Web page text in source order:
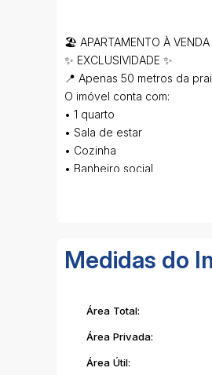
🏖️ APARTAMENTO À
✨ EXCLUSIVIDADE ✨
📍 Apenas 50 metros da
O imóvel conta com:
• 1 quarto
• Sala de estar
• Cozinha
• Banheiro social
🌊 Localizado em ótima
✅ Ótimo custo-benefício
Medidas do
Área Total:
Área Privada:
Área Útil: